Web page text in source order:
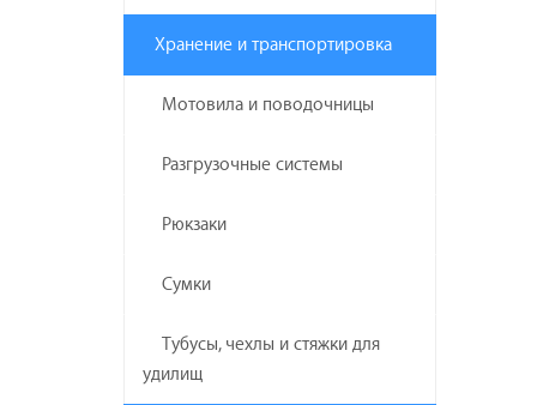
Хранение и транспортировка
Мотовила и поводочницы
Разгрузочные системы
Рюкзаки
Сумки
Тубусы, чехлы и стяжки для
удилищ